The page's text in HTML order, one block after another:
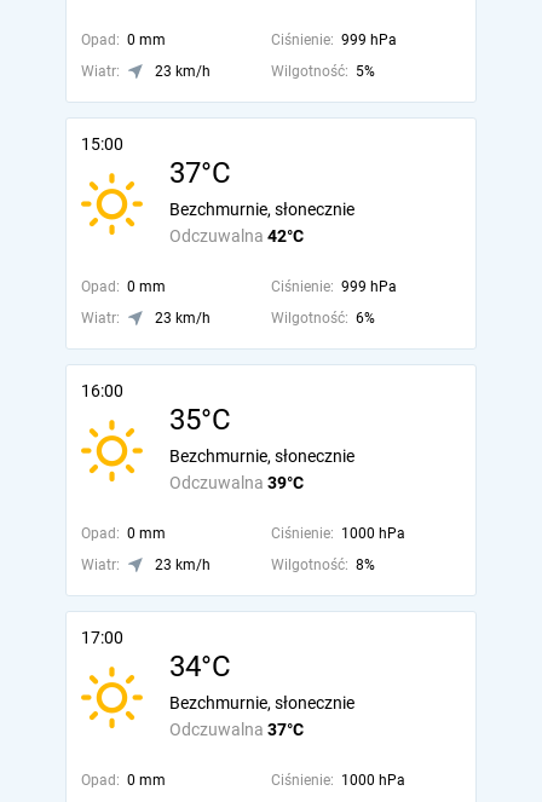
Opad: 0 mm Ciśnienie: 999 hPa
Wiatr:
23 km/h Wilgotność: 5%
15:00
37°C
Odczuwalna 42°C
Bezchmurnie, słonecznie
Opad: 0 mm Ciśnienie: 999 hPa
Wiatr:
23 km/h Wilgotność: 6%
16:00
35°C
Odczuwalna 39°C
Bezchmurnie, słonecznie
Opad: 0 mm Ciśnienie: 1000 hPa
Wiatr:
23 km/h Wilgotność: 8%
17:00
34°C
Odczuwalna 37°C
Bezchmurnie, słonecznie
Opad: 0 mm Ciśnienie: 1000 hPa